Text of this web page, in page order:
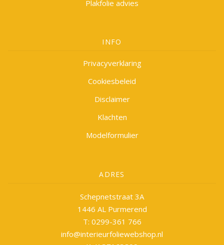
Plakfolie advies
INFO
Privacyverklaring
Cookiesbeleid
Disclaimer
Klachten
Modelformulier
ADRES
Schepnetstraat 3A
1446 AL Purmerend
T: 0299-361 766
info@interieurfoliewebshop.nl